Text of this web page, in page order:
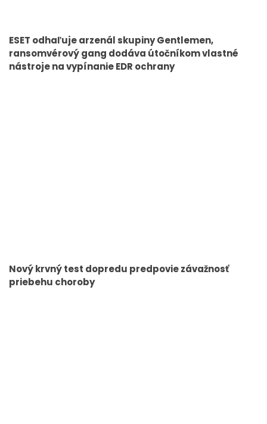
ESET odhaľuje arzenál skupiny Gentlemen,
ransomvérový gang dodáva útočníkom vlastné
nástroje na vypínanie EDR ochrany
Nový krvný test dopredu predpovie závažnosť
priebehu choroby